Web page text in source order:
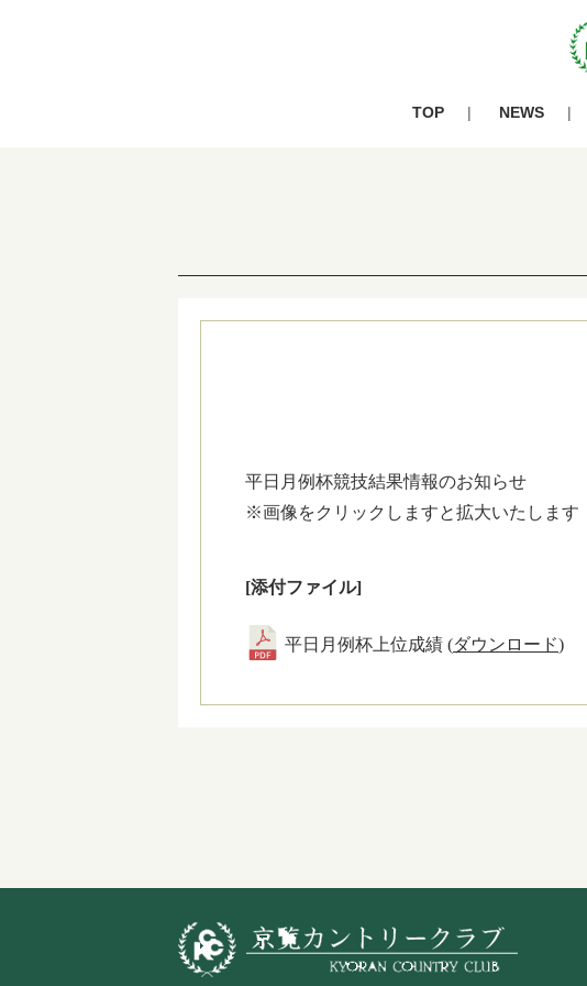
TOP NEWS
平日月例杯競技結果情報のお知らせ
※画像をクリックしますと拡大いたします
[添付ファイル]
平日月例杯上位成績 (ダウンロード)